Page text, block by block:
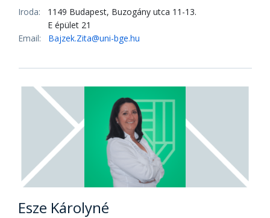
Iroda:
1149 Budapest, Buzogány utca 11-13.
E épület 21
Email:
Bajzek.Zita@uni-bge.hu
Esze Károlyné